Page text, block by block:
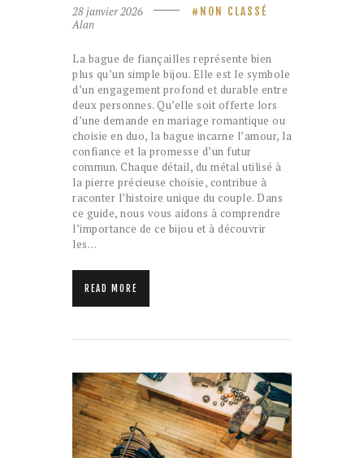
28 janvier 2026 NON CLASSÉ
Alan
La bague de fiançailles représente bien
plus qu’un simple bijou. Elle est le symbole
d’un engagement profond et durable entre
deux personnes. Qu’elle soit offerte lors
d’une demande en mariage romantique ou
choisie en duo, la bague incarne l’amour, la
confiance et la promesse d’un futur
commun. Chaque détail, du métal utilisé à
la pierre précieuse choisie, contribue à
raconter l’histoire unique du couple. Dans
ce guide, nous vous aidons à comprendre
l’importance de ce bijou et à découvrir
les…
READ MORE